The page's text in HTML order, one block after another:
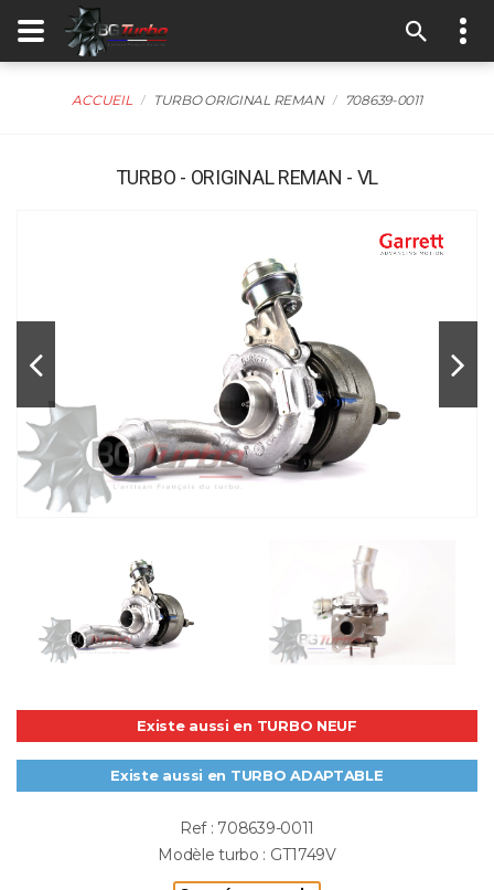
ACCUEIL TURBO ORIGINAL REMAN 708639-0011
TURBO - ORIGINAL REMAN - VL
Existe aussi en TURBO NEUF
Existe aussi en TURBO ADAPTABLE
Ref : 708639-0011
Modèle turbo : GT1749V